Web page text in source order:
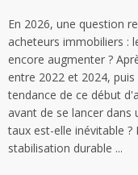
En 2026, une question
acheteurs immobiliers :
encore augmenter ?
entre 2022 et 2024,
tendance de ce début
avant de se lancer
taux est-elle inévitable
stabilisation durable ...